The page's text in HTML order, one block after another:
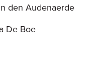
den Audenaerde
De Boe